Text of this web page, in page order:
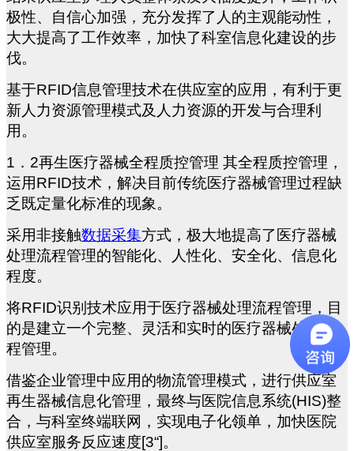
极性、自信心加强，充分发挥了人的主观能动性，
大大提高了工作效率，加快了科室信息化建设的步
伐。
基于RFID信息管理技术在供应室的应用，有利于更
新人力资源管理模式及人力资源的开发与合理利
用。
1 ．2再生医疗器械全程质控管理 其全程质控管理，
运用RFID技术，解决目前传统医疗器械管理过程缺
乏既定量化标准的现象。
采用非接触数据采集方式，极大地提高了医疗器械
处理流程管理的智能化、人性化、安全化、信息化
程度。
将RFID识别技术应用于医疗器械处理流程管理，目
的是建立一个完整、灵活和实时的医疗器械处理流
程管理。
借鉴企业管理中应用的物流管理模式，进行供应室
再生器械信息化管理，最终与医院信息系统(HIS)整
合，与科室终端联网，实现电子化领单，加快医院
供应室服务反应速度[3“]。